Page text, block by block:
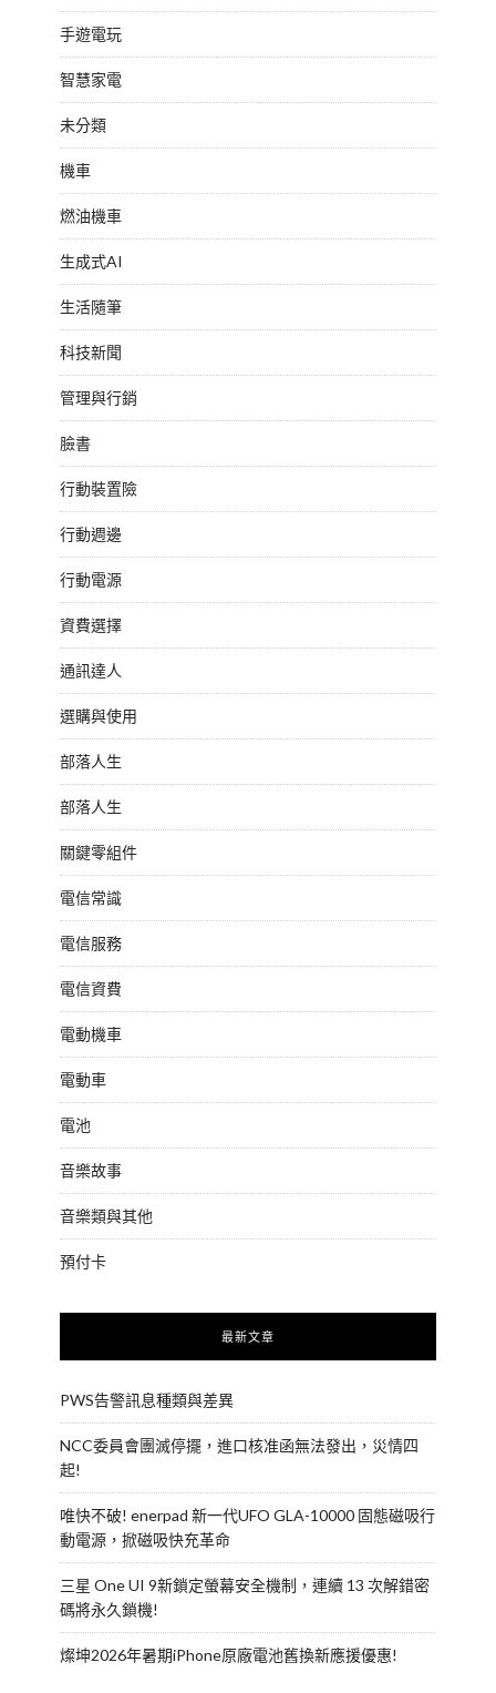
手遊電玩
智慧家電
未分類
機車
燃油機車
生成式AI
生活隨筆
科技新聞
管理與行銷
臉書
行動裝置險
行動週邊
行動電源
資費選擇
通訊達人
選購與使用
部落人生
部落人生
關鍵零組件
電信常識
電信服務
電信資費
電動機車
電動車
電池
音樂故事
音樂類與其他
預付卡
最新文章
PWS告警訊息種類與差異
NCC委員會團滅停擺，進口核准函無法發出，災情四
起!
唯快不破! enerpad 新一代UFO GLA-10000 固態磁吸行
動電源，掀磁吸快充革命
三星 One UI 9新鎖定螢幕安全機制，連續 13 次解錯密
碼將永久鎖機!
燦坤2026年暑期iPhone原廠電池舊換新應援優惠!